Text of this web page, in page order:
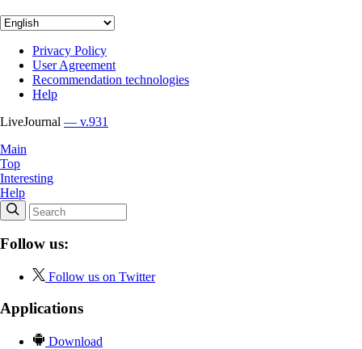
Privacy Policy
User Agreement
Recommendation technologies
Help
LiveJournal — v.931
Main
Top
Interesting
Help
Follow us:
Follow us on Twitter
Applications
Download